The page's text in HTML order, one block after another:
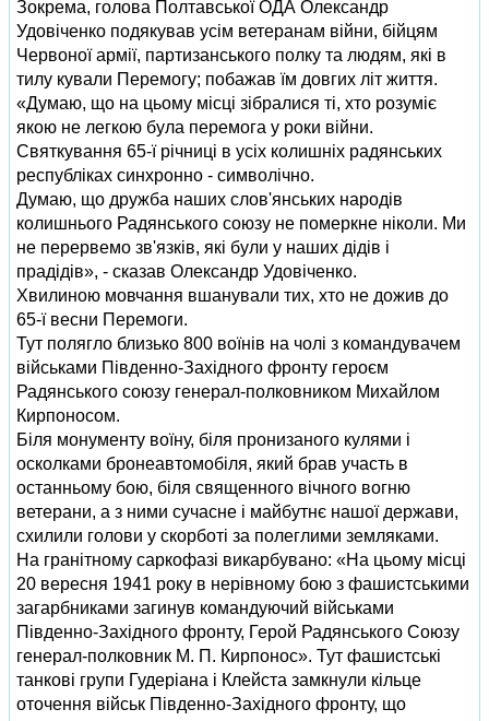
Зокрема, голова Полтавської ОДА Олександр
Удовіченко подякував усім ветеранам війни, бійцям
Червоної армії, партизанського полку та людям, які в
тилу кували Перемогу; побажав їм довгих літ життя.
«Думаю, що на цьому місці зібралися ті, хто розуміє
якою не легкою була перемога у роки війни.
Святкування 65-ї річниці в усіх колишніх радянських
республіках синхронно - символічно.
Думаю, що дружба наших слов'янських народів
колишнього Радянського союзу не померкне ніколи. Ми
не перервемо зв'язків, які були у наших дідів і
прадідів», - сказав Олександр Удовіченко.
Хвилиною мовчання вшанували тих, хто не дожив до
65-ї весни Перемоги.
Тут полягло близько 800 воїнів на чолі з командувачем
військами Південно-Західного фронту героєм
Радянського союзу генерал-полковником Михайлом
Кирпоносом.
Біля монументу воїну, біля пронизаного кулями і
осколками бронеавтомобіля, який брав участь в
останньому бою, біля священного вічного вогню
ветерани, а з ними сучасне і майбутнє нашої держави,
схилили голови у скорботі за полеглими земляками.
На гранітному саркофазі викарбувано: «На цьому місці
20 вересня 1941 року в нерівному бою з фашистськими
загарбниками загинув командуючий військами
Південно-Західного фронту, Герой Радянського Союзу
генерал-полковник М. П. Кирпонос». Тут фашистські
танкові групи Гудеріана і Клейста замкнули кільце
оточення військ Південно-Західного фронту, що